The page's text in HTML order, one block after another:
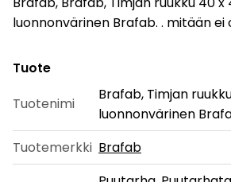
luonnonvärinen Brafab. . mitään ei
Tuote
Tuotenimi
Brafab, Timjan
luonnonvärinen
Tuotemerkki Brafab